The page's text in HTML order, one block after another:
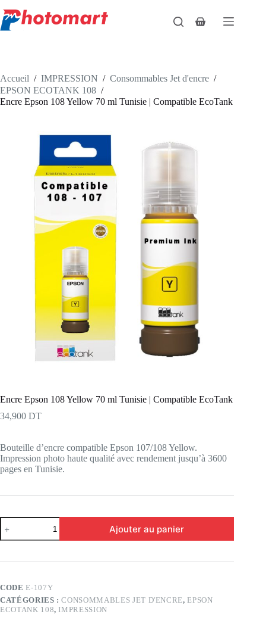
au
contenu
Panier
Accueil / IMPRESSION / Consommables Jet d'encre /
EPSON ECOTANK 108 /
Encre Epson 108 Yellow 70 ml Tunisie | Compatible EcoTank
Encre Epson 108 Yellow 70 ml Tunisie | Compatible EcoTank
34,900 DT
Bouteille d’encre compatible Epson 107/108 Yellow.
Impression photo haute qualité avec rendement jusqu’à 3600
pages en Tunisie.
quantité
de
Encre
108
ml
Tunisie
|
Ajouter au panier
CODEE-107Y
CATÉGORIES :CONSOMMABLES JET D'ENCRE,EPSON
ECOTANK 108, IMPRESSION